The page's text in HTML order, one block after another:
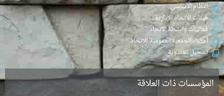
النظام الأساسي
هيئات الاتحاد الإدارية
فعاليات وأنشطة الاتحاد
أعضاء الجمعية العمومية للاتحاد
تسجيل العضوية
المؤسسات ذات العلاقة